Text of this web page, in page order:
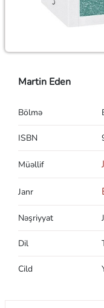
Martin Eden
Bölmə
ISBN
Müəllif
Janr
Nəşriyyat
Dil
Cild